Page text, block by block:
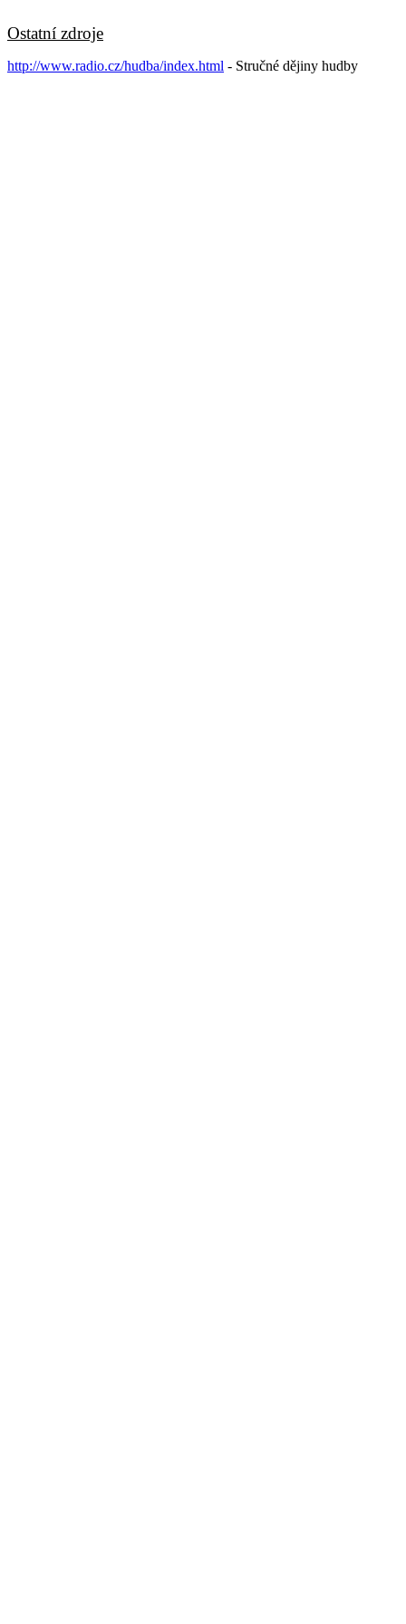
Ostatní zdroje
http://www.radio.cz/hudba/index.html - Stručné dějiny hudby